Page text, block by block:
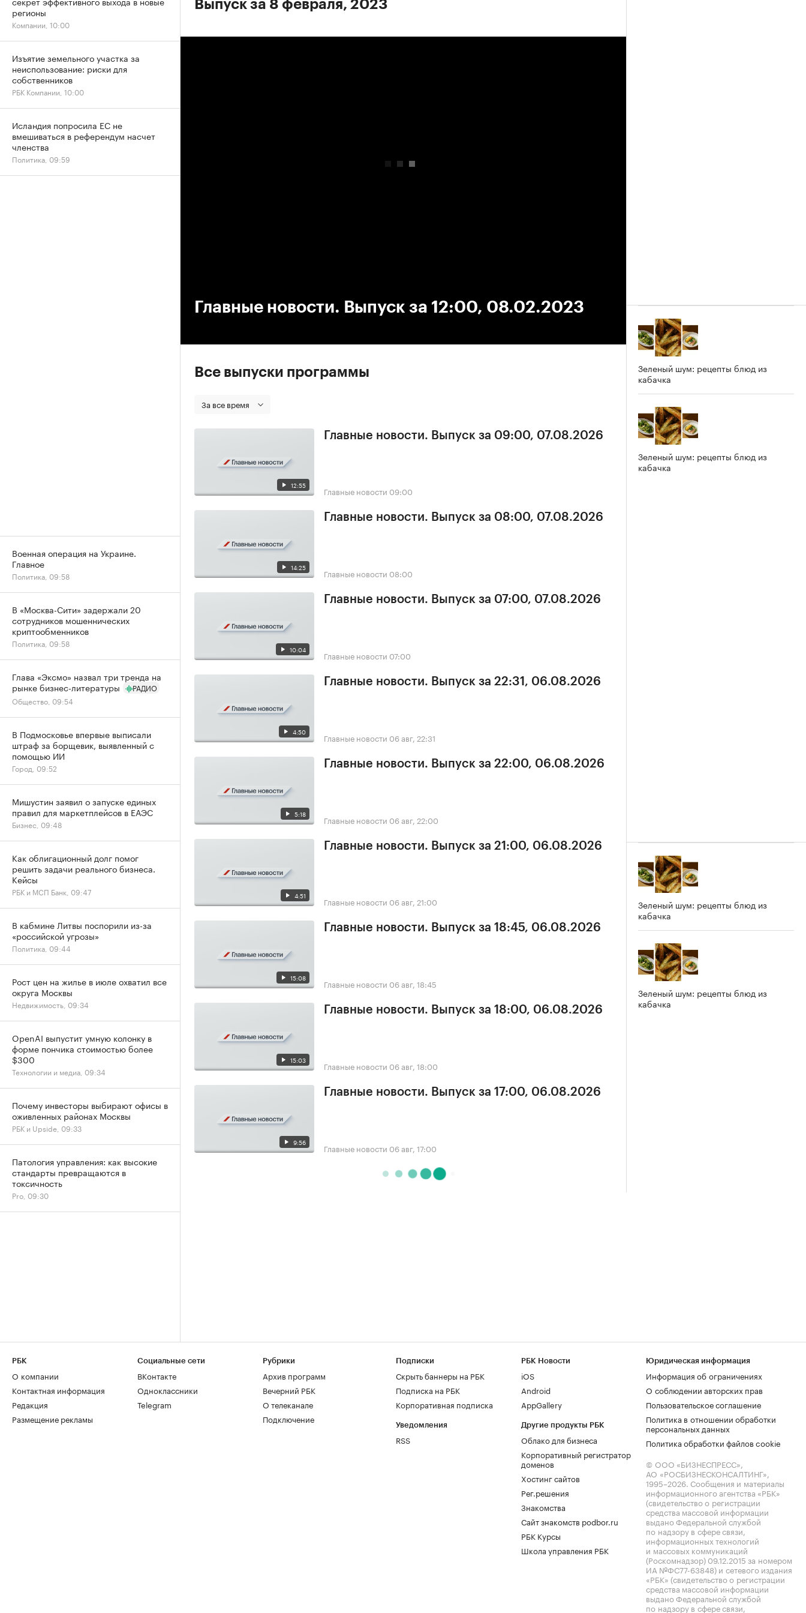
Выпуск за 8 февраля, 2023
Главные новости. Выпуск за 12:00, 08.02.2023
Все выпуски программы
За все время
12:55
Главные новости. Выпуск за 09:00, 07.08.2026
Главные новости 09:00
14:25
Главные новости. Выпуск за 08:00, 07.08.2026
Главные новости 08:00
10:04
Главные новости. Выпуск за 07:00, 07.08.2026
Главные новости 07:00
4:50
Главные новости. Выпуск за 22:31, 06.08.2026
Главные новости 06 авг, 22:31
5:18
Главные новости. Выпуск за 22:00, 06.08.2026
Главные новости 06 авг, 22:00
4:51
Главные новости. Выпуск за 21:00, 06.08.2026
Главные новости 06 авг, 21:00
15:08
Главные новости. Выпуск за 18:45, 06.08.2026
Главные новости 06 авг, 18:45
15:03
Главные новости. Выпуск за 18:00, 06.08.2026
Главные новости 06 авг, 18:00
9:56
Главные новости. Выпуск за 17:00, 06.08.2026
Главные новости 06 авг, 17:00
Зеленый шум: рецепты блюд из
кабачка
Зеленый шум: рецепты блюд из
кабачка
Зеленый шум: рецепты блюд из
кабачка
Зеленый шум: рецепты блюд из
кабачка
регионы
Компании, 10:00
Изъятие земельного участка за
неиспользование: риски для
собственников
РБК Компании, 10:00
Исландия попросила ЕС не
вмешиваться в референдум насчет
членства
Политика, 09:59
Военная операция на Украине.
Главное
Политика, 09:58
В «Москва-Сити» задержали 20
сотрудников мошеннических
криптообменников
Политика, 09:58
Глава «Эксмо» назвал три тренда на
рынке бизнес-литературы
РАДИО
Общество, 09:54
В Подмосковье впервые выписали
штраф за борщевик, выявленный с
помощью ИИ
Город, 09:52
Мишустин заявил о запуске единых
правил для маркетплейсов в ЕАЭС
Бизнес, 09:48
Как облигационный долг помог
решить задачи реального бизнеса.
Кейсы
РБК и МСП Банк, 09:47
В кабмине Литвы поспорили из-за
«российской угрозы»
Политика, 09:44
Рост цен на жилье в июле охватил все
округа Москвы
Недвижимость, 09:34
OpenAI выпустит умную колонку в
форме пончика стоимостью более
$300
Технологии и медиа, 09:34
Почему инвесторы выбирают офисы в
оживленных районах Москвы
РБК и Upside, 09:33
Патология управления: как высокие
стандарты превращаются в
токсичность
Pro, 09:30
РБК
О компании
Контактная информация
Редакция
Размещение рекламы
Социальные сети
ВКонтакте
Одноклассники
Telegram
Рубрики
Архив программ
Вечерний РБК
О телеканале
Подключение
Подписки
Скрыть баннеры на РБК
Подписка на РБК
Корпоративная подписка
Уведомления
RSS
РБК Новости
iOS
Android
AppGallery
Другие продукты РБК
Облако для бизнеса
Корпоративный регистратор
доменов
Хостинг сайтов
Рег.решения
Знакомства
Сайт знакомств podbor.ru
РБК Курсы
Школа управления РБК
Юридическая информация
Информация об ограничениях
О соблюдении авторских прав
Пользовательское соглашение
Политика в отношении обработки
персональных данных
Политика обработки файлов cookie
© ООО «БИЗНЕСПРЕСС»,
АО «РОСБИЗНЕСКОНСАЛТИНГ»,
1995–2026. Сообщения и материалы
информационного агентства «РБК»
(свидетельство о регистрации
средства массовой информации
выдано Федеральной службой
по надзору в сфере связи,
информационных технологий
и массовых коммуникаций
(Роскомнадзор) 09.12.2015 за номером
ИА №ФС77-63848) и сетевого издания
«РБК» (свидетельство о регистрации
средства массовой информации
выдано Федеральной службой
по надзору в сфере связи,